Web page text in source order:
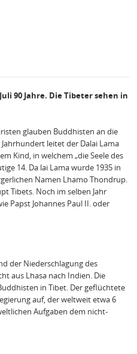
90 Jahre. Die Tibeter sehen in
glauben Buddhisten an die
leitet der Dalai Lama
Kind, in welchem „die Seele des
14. Da lai Lama wurde 1935 in
Namen Lhamo Thondrup.
Tibets. Noch im selben Jahr
Papst Johannes Paul II. oder
der Niederschlagung des
aus Lhasa nach Indien. Die
in Tibet. Der geflüchtete
auf, der weltweit etwa 6
Aufgaben dem nicht‐